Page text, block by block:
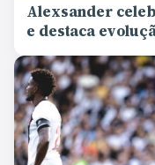
Alexsander
e destaca